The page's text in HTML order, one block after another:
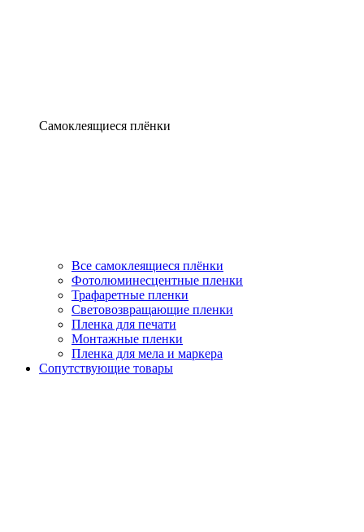
Самоклеящиеся плёнки
Все самоклеящиеся плёнки
Фотолюминесцентные пленки
Трафаретные пленки
Световозвращающие пленки
Пленка для печати
Монтажные пленки
Пленка для мела и маркера
Сопутствующие товары